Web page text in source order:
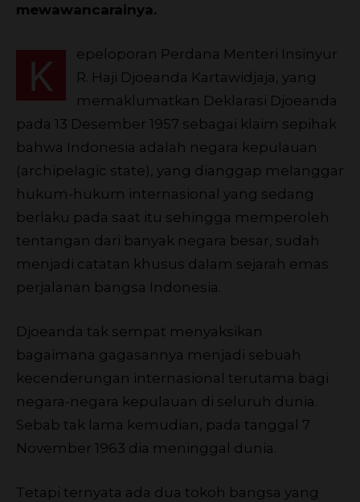
mewawancarainya.
K
epeloporan Perdana Menteri Insinyur
R. Haji Djoeanda Kartawidjaja, yang
memaklumatkan Deklarasi Djoeanda
pada 13 Desember 1957 sebagai klaim sepihak
bahwa Indonesia adalah negara kepulauan
(archipelagic state), yang dianggap melanggar
hukum-hukum internasional yang sedang
berlaku pada saat itu sehingga memperoleh
tentangan dari banyak negara besar, sudah
menjadi catatan khusus dalam sejarah emas
perjalanan bangsa Indonesia.
Djoeanda tak sempat menyaksikan
bagaimana gagasannya menjadi sebuah
kecenderungan internasional terutama bagi
negara-negara kepulauan di seluruh dunia.
Sebab tak lama kemudian, pada tanggal 7
November 1963 dia meninggal dunia.
Tetapi ternyata ada dua tokoh bangsa yang